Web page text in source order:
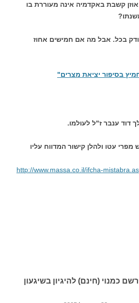
קשבת באקדמיה אינה מעוררת בו
בכל. אבל מה אם חמישים אחוז
בסיפור יציאת מצרים"
דוד ענבר ז"ל לעולמו.
עטו ולהלן קישור המדווח עליו
http://www.massa.co.il/ifcha-
כמנוי (חינם) להיגיון בשיגעון